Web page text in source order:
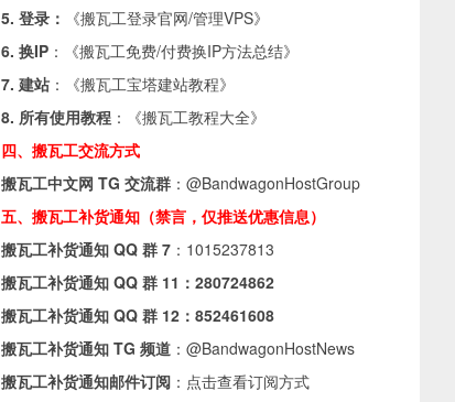
5. 登录：
《搬瓦工登录官网/管理VPS》
6. 换IP ：《搬瓦工免费/付费换IP方法总结》
7. 建站 ：《搬瓦工宝塔建站教程》
8. 所有使用教程 ：《搬瓦工教程大全》
四、搬瓦工交流方式
搬瓦工中文网 TG 交流群 ： @BandwagonHostGroup
五、搬瓦工补货通知（禁言，仅推送优惠信息）
搬瓦工补货通知 QQ 群 7 ： 1015237813
搬瓦工补货通知 QQ 群 11： 280724862
搬瓦工补货通知 QQ 群 12： 852461608
搬瓦工补货通知 TG 频道 ： @BandwagonHostNews
搬瓦工补货通知邮件订阅 ： 点击查看订阅方式